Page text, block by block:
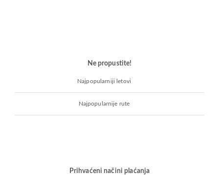
Ne propustite!
Najpopularniji letovi
Najpopularnije rute
Prihvaćeni načini plaćanja